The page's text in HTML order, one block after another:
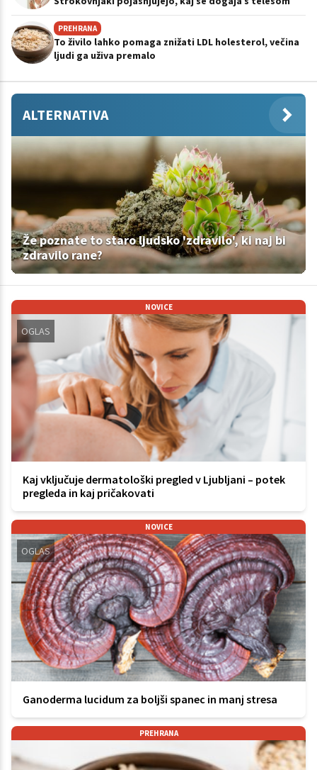
PREHRANA
To živilo lahko pomaga znižati LDL holesterol, večina
ljudi ga uživa premalo
ALTERNATIVA
Že poznate to staro ljudsko 'zdravilo', ki naj bi
zdravilo rane?
NOVICE
OGLAS
Kaj vključuje dermatološki pregled v Ljubljani – potek
pregleda in kaj pričakovati
NOVICE
OGLAS
Ganoderma lucidum za boljši spanec in manj stresa
PREHRANA